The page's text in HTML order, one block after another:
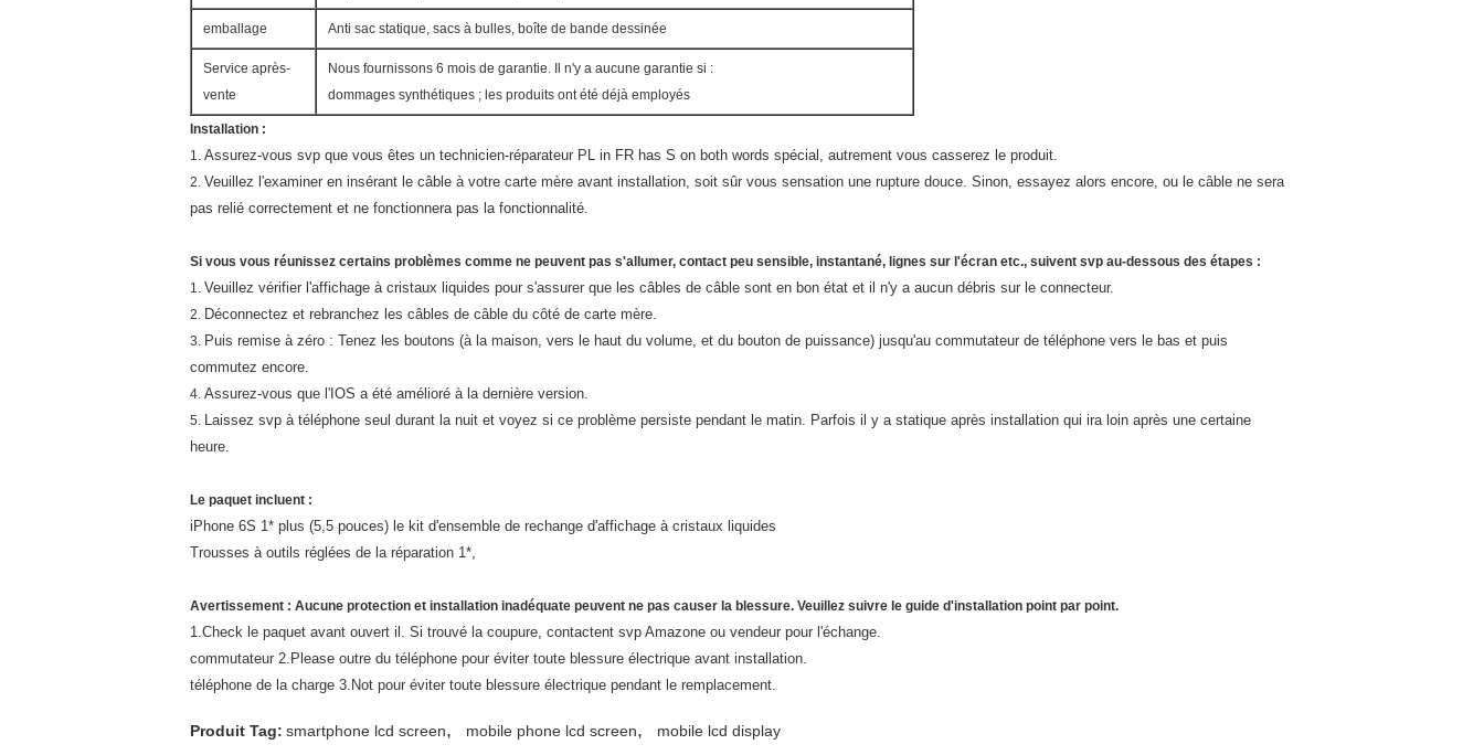
emballage Anti sac statique, sacs à bulles, boîte de bande dessinée
Service après-
vente
Nous fournissons 6 mois de garantie. Il n'y a aucune garantie si :
dommages synthétiques ; les produits ont été déjà employés
Installation :
1. Assurez-vous svp que vous êtes un technicien-réparateur PL in FR has S on both words spécial, autrement vous casserez le produit.
2. Veuillez l'examiner en insérant le câble à votre carte mère avant installation, soit sûr vous sensation une rupture douce. Sinon, essayez alors encore, ou le câble ne sera
pas relié correctement et ne fonctionnera pas la fonctionnalité.
Si vous vous réunissez certains problèmes comme ne peuvent pas s'allumer, contact peu sensible, instantané, lignes sur l'écran etc., suivent svp au-dessous des étapes :
1. Veuillez vérifier l'affichage à cristaux liquides pour s'assurer que les câbles de câble sont en bon état et il n'y a aucun débris sur le connecteur.
2. Déconnectez et rebranchez les câbles de câble du côté de carte mère.
3. Puis remise à zéro : Tenez les boutons (à la maison, vers le haut du volume, et du bouton de puissance) jusqu'au commutateur de téléphone vers le bas et puis
commutez encore.
4. Assurez-vous que l'IOS a été amélioré à la dernière version.
5. Laissez svp à téléphone seul durant la nuit et voyez si ce problème persiste pendant le matin. Parfois il y a statique après installation qui ira loin après une certaine
heure.
Le paquet incluent :
iPhone 6S 1* plus (5,5 pouces) le kit d'ensemble de rechange d'affichage à cristaux liquides
Trousses à outils réglées de la réparation 1*,
Avertissement : Aucune protection et installation inadéquate peuvent ne pas causer la blessure. Veuillez suivre le guide d'installation point par point.
1.Check le paquet avant ouvert il. Si trouvé la coupure, contactent svp Amazone ou vendeur pour l'échange.
commutateur 2.Please outre du téléphone pour éviter toute blessure électrique avant installation.
téléphone de la charge 3.Not pour éviter toute blessure électrique pendant le remplacement.
Produit Tag: smartphone lcd screen, mobile phone lcd screen, mobile lcd display